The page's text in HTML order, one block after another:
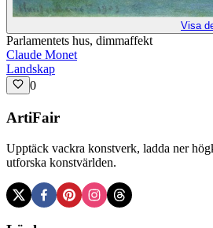
Visa
Parlamentets hus, dimmaffekt
Claude Monet
Landskap
0
ArtiFair
Upptäck vackra konstverk, ladda ner
utforska konstvärlden.